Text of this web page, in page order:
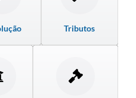
Tributos